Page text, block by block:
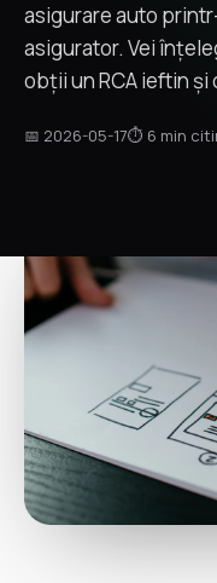
asigurare auto
asigurator. Vei
obții un RCA ieftin și
📅 2026-05-17⏱ 6 min